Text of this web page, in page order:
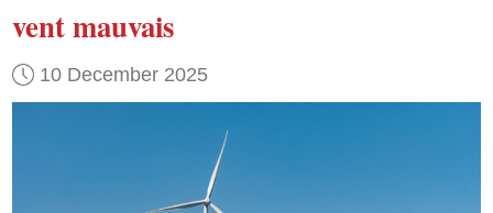
vent mauvais
10 December 2025